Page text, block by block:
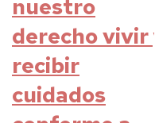
nuestro
derecho vivir y
recibir
cuidados